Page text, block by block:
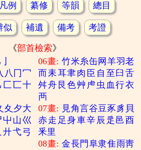
凡例 纂修 等韻 總目
似 補遺 備考 考證
《部首檢索》
八 冂冖
匚匸十
夊 夕大
屮 山巛
廾弋弓
06畫: 竹米糸缶网 羊羽老
而耒耳聿肉 臣 自 至 臼舌
舛舟 艮色艸 虍 虫 血行衣
襾
07畫: 見角言谷豆豕豸 貝
赤走 足身車辛辰 辵 邑酉
釆里
08畫: 金長門 阜隶隹雨靑